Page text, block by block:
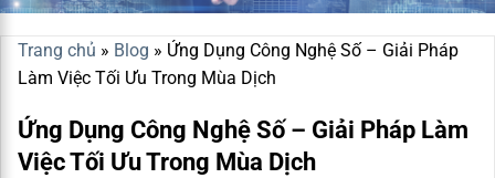
Trang chủ » Blog » Ứng Dụng Công Nghệ Số – Giải Pháp
Làm Việc Tối Ưu Trong Mùa Dịch
Ứng Dụng Công Nghệ Số – Giải Pháp Làm
Việc Tối Ưu Trong Mùa Dịch